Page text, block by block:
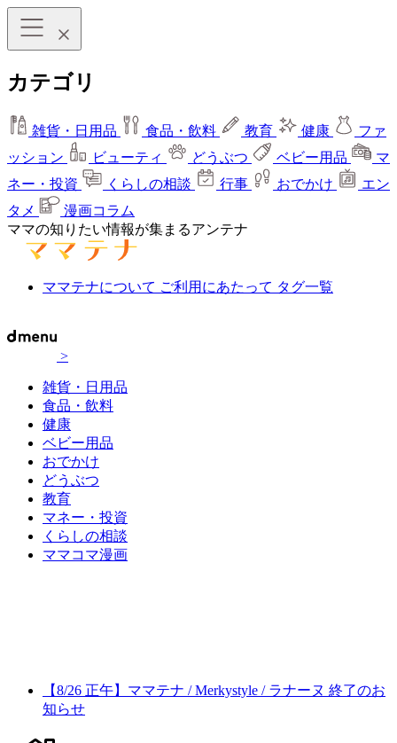
カテゴリ
雑貨・日用品 食品・飲料 教育 健康
ファ
ッション
ビューティ どうぶつ ベビー用品
マ
ネー・投資
くらしの相談 行事 おでかけ
エン
タメ
漫画コラム
ママの知りたい情報が集まるアンテナ
ママテナについて ご利用にあたって タグ一覧
>
雑貨・日用品
食品・飲料
健康
ベビー用品
おでかけ
どうぶつ
教育
マネー・投資
くらしの相談
ママコマ漫画
【8/26 正午】ママテナ / Merkystyle / ラナーヌ 終了のお
知らせ